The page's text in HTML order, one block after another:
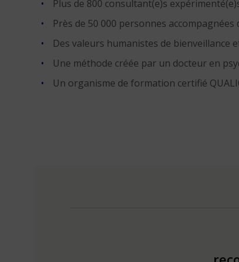
Plus de 800 consultant(e)s
Près de 50 000 personnes
Des valeurs humanistes de bienveillance
Une méthode créée par un docteur en
Un organisme de formation certifié